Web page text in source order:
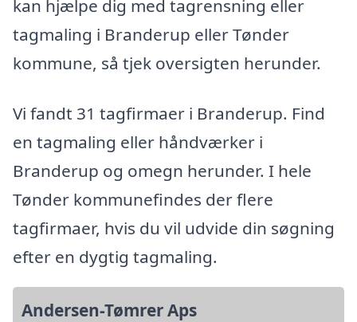
kan hjælpe dig med tagrensning eller
tagmaling i Branderup eller Tønder
kommune, så tjek oversigten herunder.
Vi fandt 31 tagfirmaer i Branderup. Find
en tagmaling eller håndværker i
Branderup og omegn herunder. I hele
Tønder kommunefindes der flere
tagfirmaer, hvis du vil udvide din søgning
efter en dygtig tagmaling.
Andersen-Tømrer Aps